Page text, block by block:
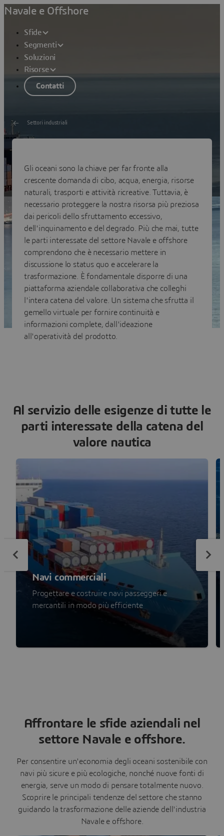
Navale e Offshore
Sfide
Segmenti
Soluzioni
Risorse
Contatti
Settori industriali
Accelerare la trasformazione sostenibile del settore
Navale e offshore.
Gli oceani sono la chiave per far fronte alla
crescente domanda di cibo, acqua, energia, risorse
naturali, trasporti e attività ricreative. Tuttavia, è
necessario proteggere la nostra risorsa più preziosa
dai pericoli dello sfruttamento eccessivo,
dell'inquinamento e del degrado. Più che mai, tutte
le parti interessate del settore Navale e offshore
comprendono che è necessario mettere in
discussione lo status quo e accelerare la
trasformazione. È fondamentale disporre di una
piattaforma aziendale collaborativa che colleghi
l'intera catena del valore. Un sistema che sfrutta il
gemello virtuale per fornire continuità e
informazioni complete, dall'ideazione
all'operatività del prodotto.
Al servizio delle esigenze di tutte le
parti interessate della catena del
valore nautica
Navi commerciali
Progettare e costruire navi passeggeri e
mercantili in modo più efficiente
Affrontare le sfide aziendali nel
settore Navale e offshore.
Per consentire un'economia degli oceani sostenibile con
navi più sicure e più ecologiche, nonché nuove fonti di
energia, serve un modo di pensare totalmente nuovo.
Scoprire le principali tendenze del settore che stanno
guidando la trasformazione delle aziende dell'industria
Navale e offshore.